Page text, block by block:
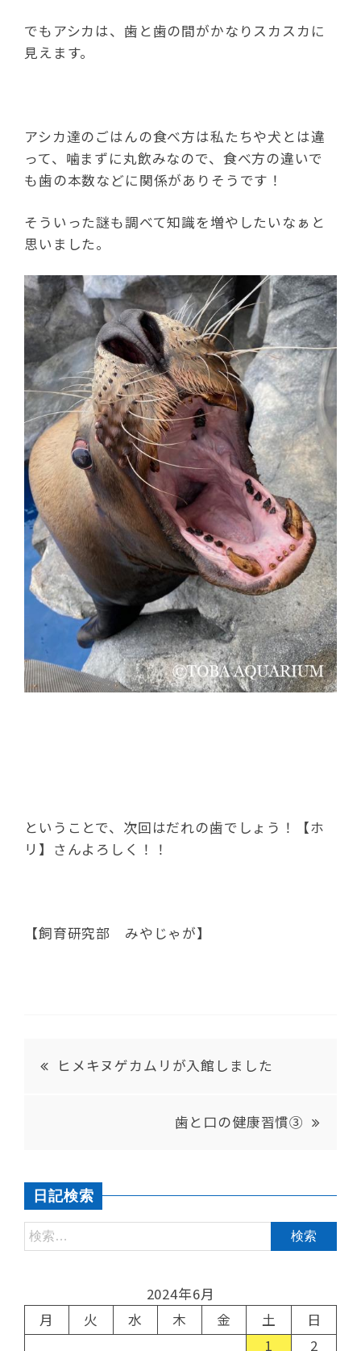
でもアシカは、歯と歯の間がかなりスカスカに
見えます。
アシカ達のごはんの食べ方は私たちや犬とは違
って、噛まずに丸飲みなので、食べ方の違いで
も歯の本数などに関係がありそうです！
そういった謎も調べて知識を増やしたいなぁと
思いました。
ということで、次回はだれの歯でしょう！【ホ
リ】さんよろしく！！
【飼育研究部 みやじゃが】
ヒメキヌゲカムリが入館しました
歯と口の健康習慣③
日記検索
2024年6月
月
火 水 木 金 土
日
1
2